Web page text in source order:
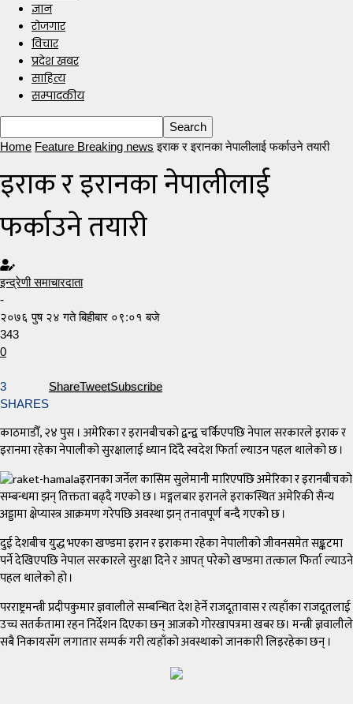
ज्ञान
रोजगार
विचार
प्रदेश खबर
साहित्य
सम्पादकीय
Home Feature Breaking news इराक र इरानका नेपालीलाई फर्काउने तयारी
इराक र इरानका नेपालीलाई
फर्काउने तयारी
इन्द्रेणी समाचारदाता
-
२०७६ पुष २४ गते बिहीबार ०९:०१ बजे
343
0
3
SHARES
ShareTweetSubscribe
काठमाडौँ, २४ पुस । अमेरिका र इरानबीचको द्वन्द्व चर्किएपछि नेपाल सरकारले इराक र
इरानमा रहेका नेपालीको सुरक्षालाई ध्यान दिँदै स्वदेश फिर्ता ल्याउन पहल थालेको छ ।
इरानका जर्नेल कासिम सुलेमानी मारिएपछि अमेरिका र इरानबीचको
सम्बन्धमा झन् तिक्तता बढ्दै गएको छ । मङ्गलबार इरानले इराकस्थित अमेरिकी सैन्य
अड्डामा क्षेप्यास्त्र आक्रमण गरेपछि अवस्था झन् तनावपूर्ण बन्दै गएको छ ।
दुई देशबीच युद्ध भएका खण्डमा इरान र इराकमा रहेका नेपालीको जीवनसमेत सङ्कटमा
पर्ने देखिएपछि नेपाल सरकारले सुरक्षा दिने र आपत् परेको खण्डमा तत्काल फिर्ता ल्याउने
पहल थालेको हो ।
परराष्ट्रमन्त्री प्रदीपकुमार ज्ञवालीले सम्बन्धित देश हेर्ने राजदूतावास र त्यहाँका राजदूतलाई
उच्च सतर्कतामा रहन निर्देशन दिएका छन् आजको गोरखापत्रमा खबर छ। मन्त्री ज्ञवालीले
सबै निकायसँग लगातार सम्पर्क गरी त्यहाँको अवस्थाको जानकारी लिइरहेका छन् ।